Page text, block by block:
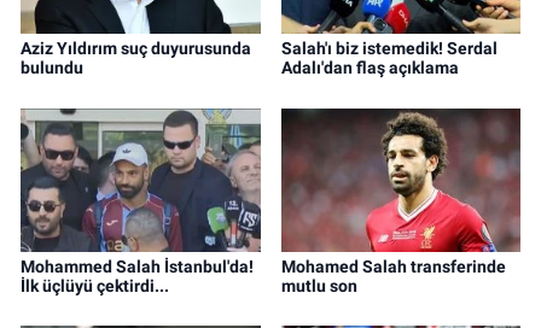
Aziz Yıldırım suç duyurusunda
bulundu
Salah'ı biz istemedik! Serdal
Adalı'dan flaş açıklama
Mohammed Salah İstanbul'da!
İlk üçlüyü çektirdi...
Mohamed Salah transferinde
mutlu son